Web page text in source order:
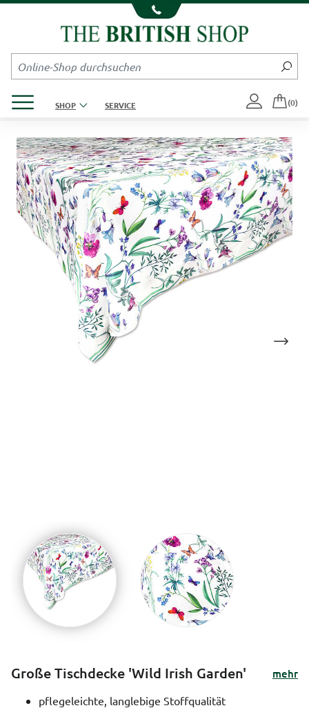
Kompletten Head der Seite überspringen
SHOP SERVICE (0)
Große Tischdecke 'Wild Irish Garden'
mehr
pflegeleichte, langlebige Stoffqualität